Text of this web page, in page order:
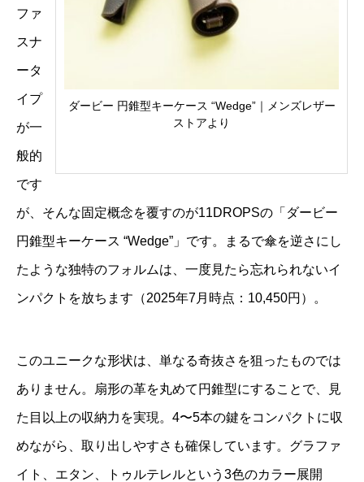
ダービー 円錐型キーケース “Wedge”｜メンズレザー
ストアより
ファ
スナ
ータ
イプ
が一
般的
です
が、そんな固定概念を覆すのが11DROPSの「ダービー
円錐型キーケース “Wedge”」です。まるで傘を逆さにし
たような独特のフォルムは、一度見たら忘れられないイ
ンパクトを放ちます（2025年7月時点：10,450円）。
このユニークな形状は、単なる奇抜さを狙ったものでは
ありません。扇形の革を丸めて円錐型にすることで、見
た目以上の収納力を実現。4〜5本の鍵をコンパクトに収
めながら、取り出しやすさも確保しています。グラファ
イト、エタン、トゥルテレルという3色のカラー展開